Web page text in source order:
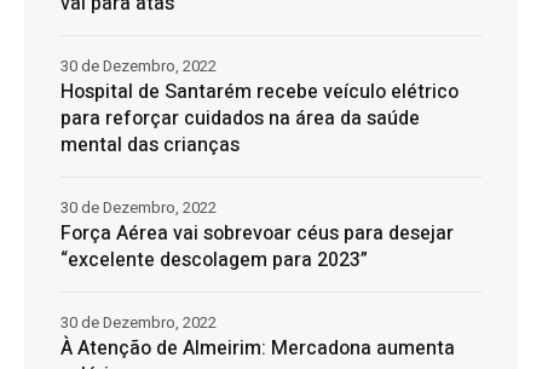
Hospital de Santarém recebe veículo elétrico
para reforçar cuidados na área da saúde
mental das crianças
30 de Dezembro, 2022
Força Aérea vai sobrevoar céus para desejar
“excelente descolagem para 2023”
30 de Dezembro, 2022
À Atenção de Almeirim: Mercadona aumenta
30 de Dezembro, 2022